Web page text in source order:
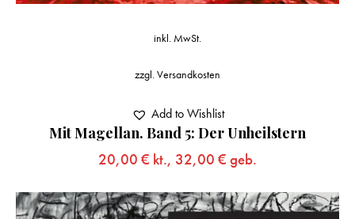
Mit Magellan. Band 5: Der Unheilstern
20,00 € kt., 32,00 € geb.
inkl. MwSt.
zzgl.Versandkosten
Add to Wishlist